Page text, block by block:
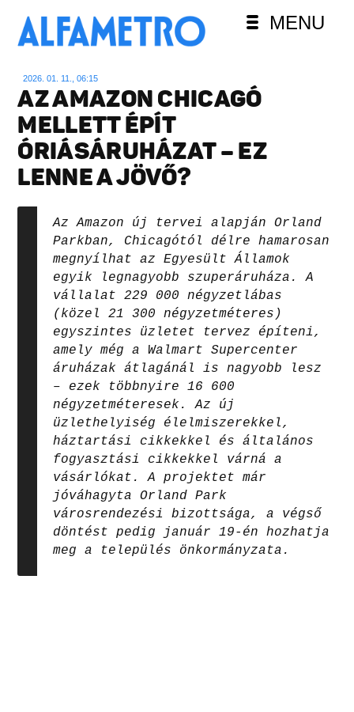
MENU
2026. 01. 11., 06:15
AZ AMAZON CHICAGÓ
MELLETT ÉPÍT
ÓRIÁSÁRUHÁZAT – EZ
LENNE A JÖVŐ?
Az Amazon új tervei alapján Orland
Parkban, Chicagótól délre hamarosan
megnyílhat az Egyesült Államok
egyik legnagyobb szuperáruháza. A
vállalat 229 000 négyzetlábas
(közel 21 300 négyzetméteres)
egyszintes üzletet tervez építeni,
amely még a Walmart Supercenter
áruházak átlagánál is nagyobb lesz
– ezek többnyire 16 600
négyzetméteresek. Az új
üzlethelyiség élelmiszerekkel,
háztartási cikkekkel és általános
fogyasztási cikkekkel várná a
vásárlókat. A projektet már
jóváhagyta Orland Park
városrendezési bizottsága, a végső
döntést pedig január 19-én hozhatja
meg a település önkormányzata.